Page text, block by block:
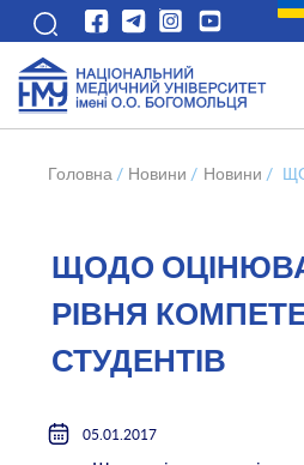
Головна / Новини / Новини /
ЩОДО
РІВНЯ
СТУДЕНТІВ
05.01.2017